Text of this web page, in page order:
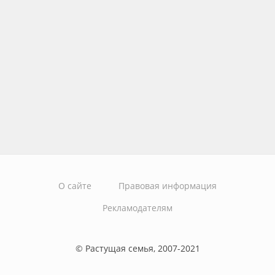
О сайте
Правовая информация
Рекламодателям
© Растущая семья, 2007-2021